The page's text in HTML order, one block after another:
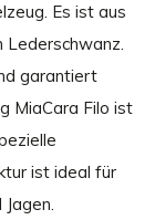
Es ist aus
garantiert
MiaCara Filo ist
ist ideal für